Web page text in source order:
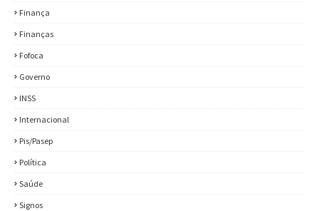
Finança
Finanças
Fofoca
Governo
INSS
Internacional
Pis/Pasep
Política
Saúde
Signos